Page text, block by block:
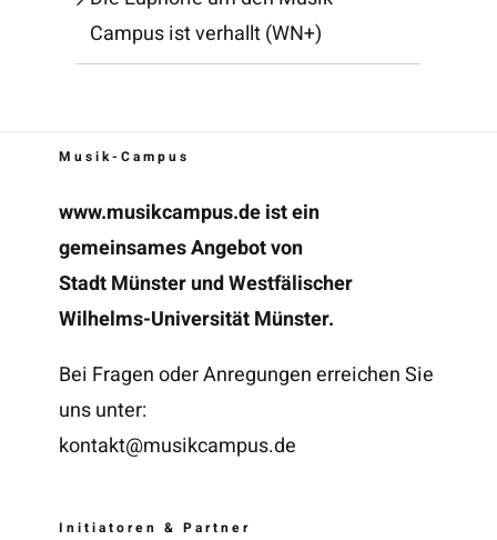
Campus ist verhallt (WN+)
Musik-Campus
www.musikcampus.deist ein
gemeinsames Angebot von
Stadt Münster und Westfälischer
Wilhelms-Universität Münster.
Bei Fragen oder Anregungen erreichen Sie
uns unter:
kontakt@musikcampus.de
Initiatoren & Partner